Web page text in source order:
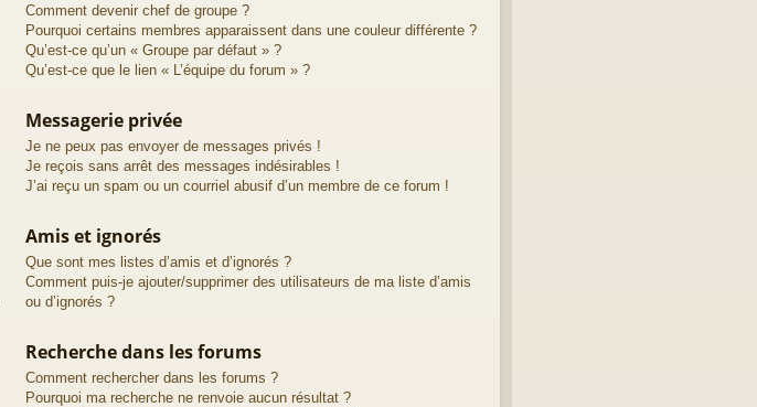
Comment devenir chef de groupe ?
Pourquoi certains membres apparaissent dans une couleur différente ?
Qu’est-ce qu’un « Groupe par défaut » ?
Qu’est-ce que le lien « L’équipe du forum » ?
Messagerie privée
Je ne peux pas envoyer de messages privés !
Je reçois sans arrêt des messages indésirables !
J’ai reçu un spam ou un courriel abusif d’un membre de ce forum !
Amis et ignorés
Que sont mes listes d’amis et d’ignorés ?
Comment puis-je ajouter/supprimer des utilisateurs de ma liste d’amis
ou d’ignorés ?
Recherche dans les forums
Comment rechercher dans les forums ?
Pourquoi ma recherche ne renvoie aucun résultat ?